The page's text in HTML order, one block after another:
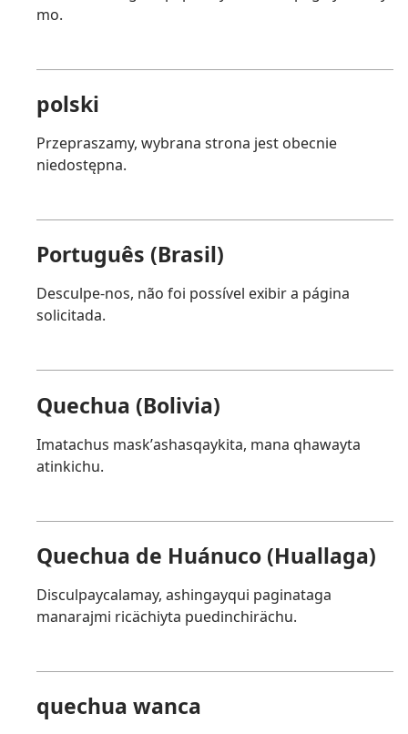
mo.
polski
Przepraszamy, wybrana strona jest obecnie
niedostępna.
Português (Brasil)
Desculpe-nos, não foi possível exibir a página
solicitada.
Quechua (Bolivia)
Imatachus maskʼashasqaykita, mana qhawayta
atinkichu.
Quechua de Huánuco (Huallaga)
Disculpaycalamay, ashingayqui paginataga
manarajmi ricächiyta puedinchirächu.
quechua wanca